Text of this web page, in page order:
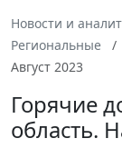
Новости и
Региональные
Август 2023
Горячие
область.